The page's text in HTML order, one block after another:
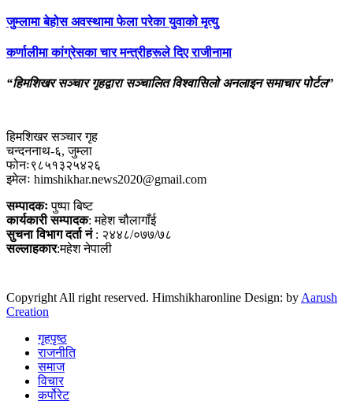
जुम्लामा बेहोस अवस्थामा फेला परेका युवाको मृत्यु
कर्णालीमा कांग्रेसका चार मन्त्रीहरूले दिए राजीनामा
“हिमशिखर सञ्चार गृहद्वारा सञ्चालित विश्वासिलो अनलाइन समाचार पोर्टल”
हिमशिखर सञ्चार गृह
चन्दननाथ-६, जुम्ला
फोनः९८५१३२५४२६
इमेलः himshikhar.news2020@gmail.com
सम्पादकःपुष्पा बिष्ट
कार्यकारी सम्पादक: महेश चौलागाँई
सुचना विभाग दर्ता नं: २४४८/०७७/७८
सल्लाहकार:महेश नेपाली
Copyright All right reserved. Himshikharonline Design: byAarush
Creation
गृहपृष्ठ
राजनीति
समाज
विचार
कर्पोरेट